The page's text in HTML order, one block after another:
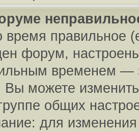
правильное
форум,
временем —
Вы можете
общих
для изменения